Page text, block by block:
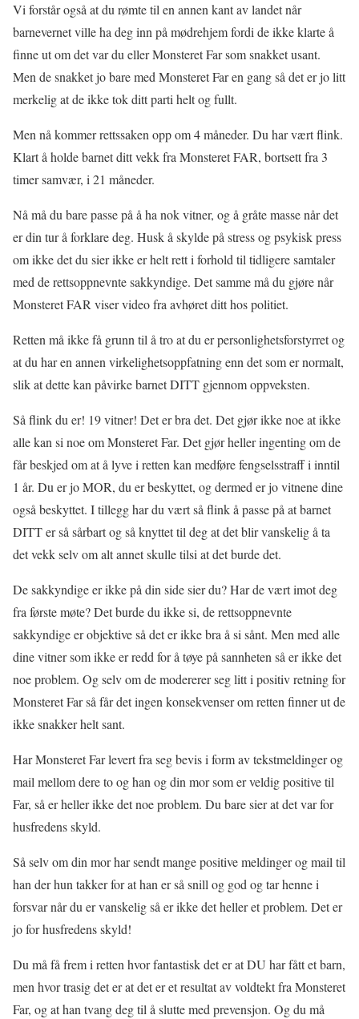
Vi forstår også at du rømte til en annen kant av landet når
barnevernet ville ha deg inn på mødrehjem fordi de ikke klarte å
finne ut om det var du eller Monsteret Far som snakket usant.
Men de snakket jo bare med Monsteret Far en gang så det er jo litt
merkelig at de ikke tok ditt parti helt og fullt.
Men nå kommer rettssaken opp om 4 måneder. Du har vært flink.
Klart å holde barnet ditt vekk fra Monsteret FAR, bortsett fra 3
timer samvær, i 21 måneder.
Nå må du bare passe på å ha nok vitner, og å gråte masse når det
er din tur å forklare deg. Husk å skylde på stress og psykisk press
om ikke det du sier ikke er helt rett i forhold til tidligere samtaler
med de rettsoppnevnte sakkyndige. Det samme må du gjøre når
Monsteret FAR viser video fra avhøret ditt hos politiet.
Retten må ikke få grunn til å tro at du er personlighetsforstyrret og
at du har en annen virkelighetsoppfatning enn det som er normalt,
slik at dette kan påvirke barnet DITT gjennom oppveksten.
Så flink du er! 19 vitner! Det er bra det. Det gjør ikke noe at ikke
alle kan si noe om Monsteret Far. Det gjør heller ingenting om de
får beskjed om at å lyve i retten kan medføre fengselsstraff i inntil
1 år. Du er jo MOR, du er beskyttet, og dermed er jo vitnene dine
også beskyttet. I tillegg har du vært så flink å passe på at barnet
DITT er så sårbart og så knyttet til deg at det blir vanskelig å ta
det vekk selv om alt annet skulle tilsi at det burde det.
De sakkyndige er ikke på din side sier du? Har de vært imot deg
fra første møte? Det burde du ikke si, de rettsoppnevnte
sakkyndige er objektive så det er ikke bra å si sånt. Men med alle
dine vitner som ikke er redd for å tøye på sannheten så er ikke det
noe problem. Og selv om de modererer seg litt i positiv retning for
Monsteret Far så får det ingen konsekvenser om retten finner ut de
ikke snakker helt sant.
Har Monsteret Far levert fra seg bevis i form av tekstmeldinger og
mail mellom dere to og han og din mor som er veldig positive til
Far, så er heller ikke det noe problem. Du bare sier at det var for
husfredens skyld.
Så selv om din mor har sendt mange positive meldinger og mail til
han der hun takker for at han er så snill og god og tar henne i
forsvar når du er vanskelig så er ikke det heller et problem. Det er
jo for husfredens skyld!
Du må få frem i retten hvor fantastisk det er at DU har fått et barn,
men hvor trasig det er at det er et resultat av voldtekt fra Monsteret
Far, og at han tvang deg til å slutte med prevensjon. Og du må